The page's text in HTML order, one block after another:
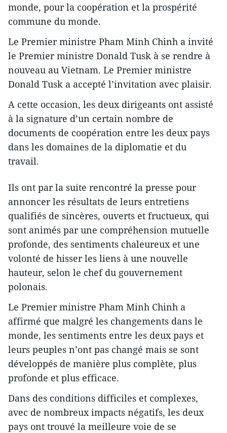
monde, pour la coopération et la prospérité
commune du monde.
Le Premier ministre Pham Minh Chinh a invité
le Premier ministre Donald Tusk à se rendre à
nouveau au Vietnam. Le Premier ministre
Donald Tusk a accepté l’invitation avec plaisir.
A cette occasion, les deux dirigeants ont assisté
à la signature d’un certain nombre de
documents de coopération entre les deux pays
dans les domaines de la diplomatie et du
travail.
Ils ont par la suite rencontré la presse pour
annoncer les résultats de leurs entretiens
qualifiés de sincères, ouverts et fructueux, qui
sont animés par une compréhension mutuelle
profonde, des sentiments chaleureux et une
volonté de hisser les liens à une nouvelle
hauteur, selon le chef du gouvernement
polonais.
Le Premier ministre Pham Minh Chinh a
affirmé que malgré les changements dans le
monde, les sentiments entre les deux pays et
leurs peuples n’ont pas changé mais se sont
développés de manière plus complète, plus
profonde et plus efficace.
Dans des conditions difficiles et complexes,
avec de nombreux impacts négatifs, les deux
pays ont trouvé la meilleure voie de se